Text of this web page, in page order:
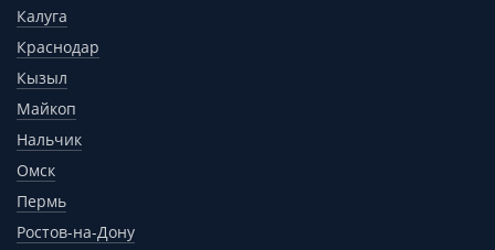
Калуга
Краснодар
Кызыл
Майкоп
Нальчик
Омск
Пермь
Ростов-на-Дону